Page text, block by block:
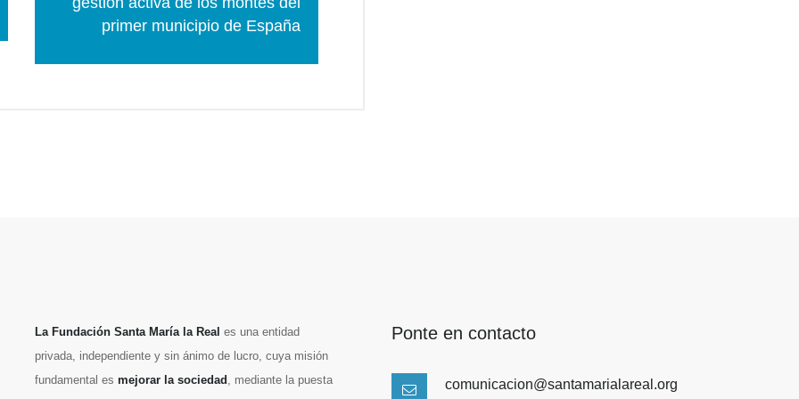
primer municipio de España
La Fundación Santa María la Real es una entidad
privada, independiente y sin ánimo de lucro, cuya misión
fundamental es mejorar la sociedad
, mediante la puesta
Ponte en contacto
comunicacion@santamarialareal.org